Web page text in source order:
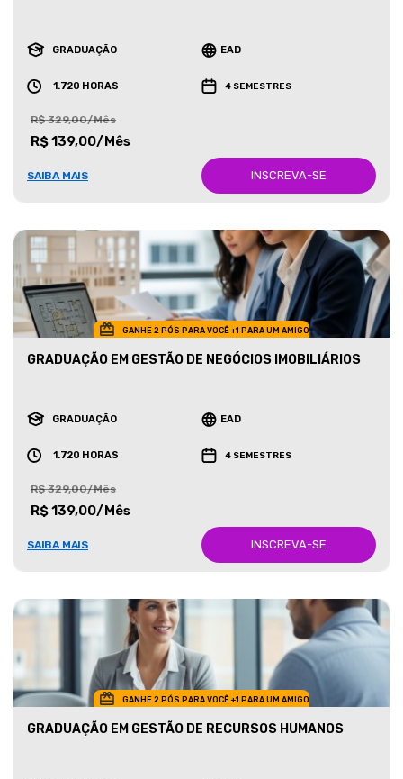
GRADUAÇÃO EAD
1.720 HORAS 4 SEMESTRES
R$ 329,00/Mês
R$ 139,00/Mês
SAIBA MAIS INSCREVA-SE
GANHE 2 PÓS PARA VOCÊ +1 PARA UM AMIGO
GRADUAÇÃO EM GESTÃO DE NEGÓCIOS IMOBILIÁRIOS
GRADUAÇÃO EAD
1.720 HORAS 4 SEMESTRES
R$ 329,00/Mês
R$ 139,00/Mês
SAIBA MAIS INSCREVA-SE
GANHE 2 PÓS PARA VOCÊ +1 PARA UM AMIGO
GRADUAÇÃO EM GESTÃO DE RECURSOS HUMANOS